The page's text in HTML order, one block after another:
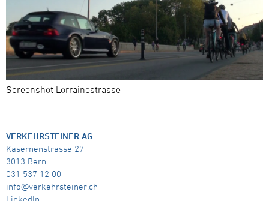
Screenshot Lorrainestrasse
VERKEHRSTEINER AG
Kasernenstrasse 27
3013 Bern
031 537 12 00
info@verkehrsteiner.ch